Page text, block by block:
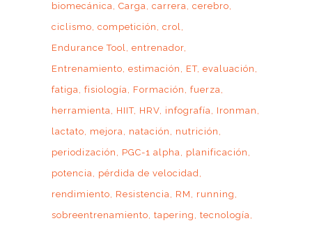
biomecánica Carga carrera cerebro
ciclismo competición
crol
Endurance Tool entrenador
Entrenamiento estimación ET evaluación
fatiga fisiología Formación
fuerza
herramienta
HIIT HRV infografía
Ironman
lactato
mejora natación
nutrición
periodización
PGC-1 alpha
planificación
potencia
pérdida de velocidad
rendimiento
Resistencia RM
running
sobreentrenamiento tapering
tecnología